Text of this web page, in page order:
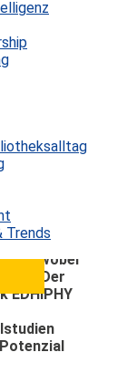
Trends
der
beyond
and
12
von
wobei
liegt. Der
EDHIPHY